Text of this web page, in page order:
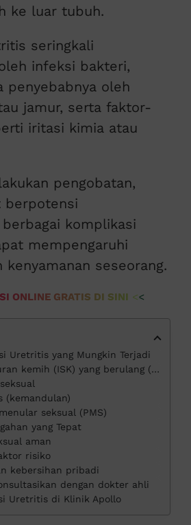
ke luar tubuh.
seringkali
infeksi bakteri,
penyebabnya oleh
jamur, serta faktor-
iritasi kimia atau
pengobatan,
berpotensi
komplikasi
mempengaruhi
kenyamanan seseorang.
ONLINE GRATIS DI SINI <<
Uretritis yang Mungkin Terjadi
kemih (ISK) yang berulang (kambuh)
(kemandulan)
seksual (PMS)
yang Tepat
aman
risiko
kebersihan pribadi
dengan dokter ahli
Uretritis di Klinik Apollo